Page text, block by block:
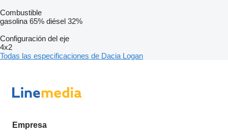
Combustible
gasolina 65% diésel 32%
Configuración del eje
4x2
Todas las especificaciones de Dacia Logan
Empresa